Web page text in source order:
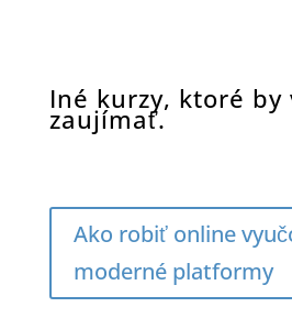
Iné kurzy, ktoré by
zaujímať.
Ako robiť online
moderné platformy